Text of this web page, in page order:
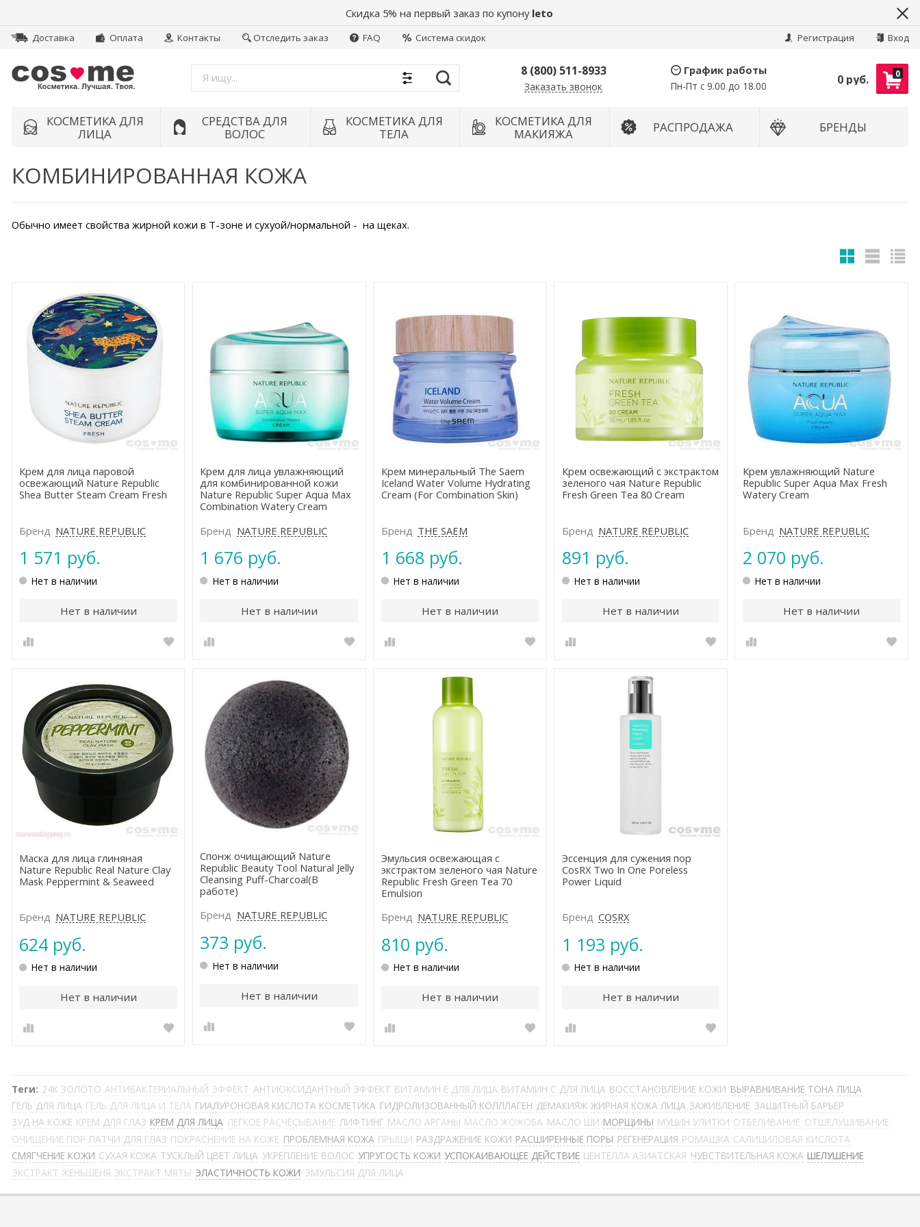
Скидка 5% на первый заказ по купону leto
Доставка Оплата Контакты Отследить заказ FAQ Система скидок Регистрация Вход
Найти
8 (800) 511-8933
Заказать звонок
График работы
Пн-Пт с 9.00 до 18.00
0
0 руб.
КОСМЕТИКА ДЛЯ
ЛИЦА
СРЕДСТВА ДЛЯ
ВОЛОС
КОСМЕТИКА ДЛЯ
ТЕЛА
КОСМЕТИКА ДЛЯ
МАКИЯЖА
РАСПРОДАЖА БРЕНДЫ
КОМБИНИРОВАННАЯ КОЖА
Обычно имеет свойства жирной кожи в Т-зоне и сухуой/нормальной - на щеках.
Крем для лица паровой
освежающий Nature Republic
Shea Butter Steam Cream Fresh
Бренд NATURE REPUBLIC
1 571 руб.
Нет в наличии
Нет в наличии
Крем для лица увлажняющий
для комбинированной кожи
Nature Republic Super Aqua Max
Combination Watery Cream
Бренд NATURE REPUBLIC
1 676 руб.
Нет в наличии
Нет в наличии
Крем минеральный The Saem
Iceland Water Volume Hydrating
Cream (For Combination Skin)
Бренд THE SAEM
1 668 руб.
Нет в наличии
Нет в наличии
Крем освежающий с экстрактом
зеленого чая Nature Republic
Fresh Green Tea 80 Cream
Бренд NATURE REPUBLIC
891 руб.
Нет в наличии
Нет в наличии
Крем увлажняющий Nature
Republic Super Aqua Max Fresh
Watery Cream
Бренд NATURE REPUBLIC
2 070 руб.
Нет в наличии
Нет в наличии
Маска для лица глиняная
Nature Republic Real Nature Clay
Mask Peppermint & Seaweed
Бренд NATURE REPUBLIC
624 руб.
Нет в наличии
Нет в наличии
Спонж очищающий Nature
Republic Beauty Tool Natural Jelly
Cleansing Puff-Charcoal(В
работе)
Бренд NATURE REPUBLIC
373 руб.
Нет в наличии
Нет в наличии
Эмульсия освежающая с
экстрактом зеленого чая Nature
Republic Fresh Green Tea 70
Emulsion
Бренд NATURE REPUBLIC
810 руб.
Нет в наличии
Нет в наличии
Эссенция для сужения пор
CosRX Two In One Poreless
Power Liquid
Бренд COSRX
1 193 руб.
Нет в наличии
Нет в наличии
Теги: 24К ЗОЛОТО АНТИБАКТЕРИАЛЬНЫЙ ЭФФЕКТ АНТИОКСИДАНТНЫЙ ЭФФЕКТ ВИТАМИН Е ДЛЯ ЛИЦА ВИТАМИН С ДЛЯ ЛИЦА ВОССТАНОВЛЕНИЕ КОЖИ ВЫРАВНИВАНИЕ ТОНА ЛИЦА
ГЕЛЬ ДЛЯ ЛИЦА ГЕЛЬ ДЛЯ ЛИЦА И ТЕЛА ГИАЛУРОНОВАЯ КИСЛОТА КОСМЕТИКА ГИДРОЛИЗОВАННЫЙ КОЛЛЛАГЕН ДЕМАКИЯЖ ЖИРНАЯ КОЖА ЛИЦА ЗАЖИВЛЕНИЕ ЗАЩИТНЫЙ БАРЬЕР
ЗУД НА КОЖЕ КРЕМ ДЛЯ ГЛАЗ КРЕМ ДЛЯ ЛИЦА ЛЕГКОЕ РАСЧЕСЫВАНИЕ ЛИФТИНГ МАСЛО АРГАНЫ МАСЛО ЖОЖОБА МАСЛО ШИ МОРЩИНЫ МУЦИН УЛИТКИ ОТБЕЛИВАНИЕ ОТШЕЛУШИВАНИЕ
ОЧИЩЕНИЕ ПОР ПАТЧИ ДЛЯ ГЛАЗ ПОКРАСНЕНИЕ НА КОЖЕ ПРОБЛЕМНАЯ КОЖА ПРЫЩИ РАЗДРАЖЕНИЕ КОЖИ РАСШИРЕННЫЕ ПОРЫ РЕГЕНЕРАЦИЯ РОМАШКА САЛИЦИЛОВАЯ КИСЛОТА
СМЯГЧЕНИЕ КОЖИ СУХАЯ КОЖА ТУСКЛЫЙ ЦВЕТ ЛИЦА УКРЕПЛЕНИЕ ВОЛОС УПРУГОСТЬ КОЖИ УСПОКАИВАЮЩЕЕ ДЕЙСТВИЕ ЦЕНТЕЛЛА АЗИАТСКАЯ ЧУВСТВИТЕЛЬНАЯ КОЖА ШЕЛУШЕНИЕ
ЭКСТРАКТ ЖЕНЬШЕНЯ ЭКСТРАКТ МЯТЫ ЭЛАСТИЧНОСТЬ КОЖИ ЭМУЛЬСИЯ ДЛЯ ЛИЦА